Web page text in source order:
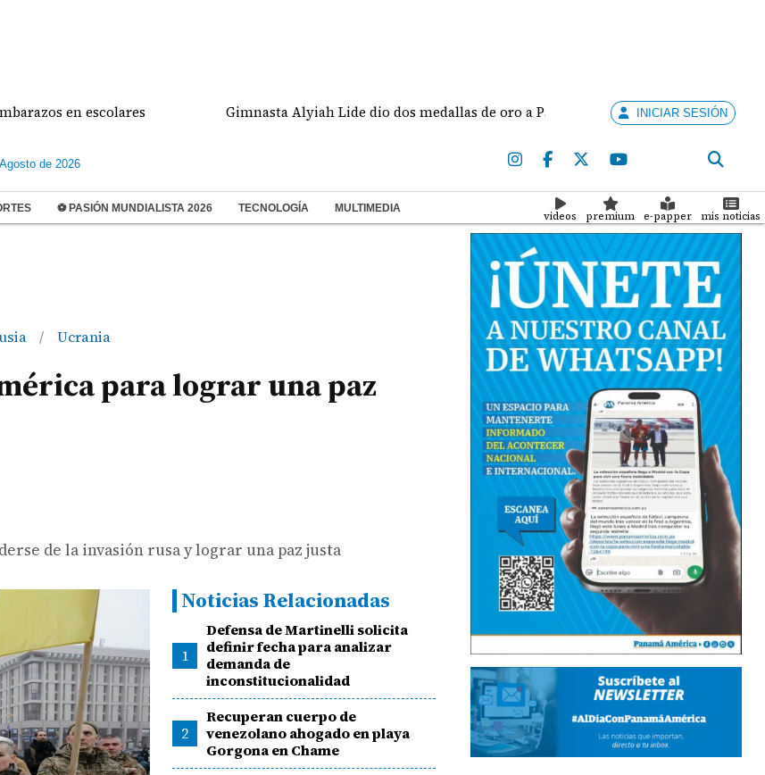
en escolares Gimnasta Alyiah Lide dio dos medallas de oro a Panamá en los Juegos Centroamericanos
INICIAR SESIÓN
de 2026
⚽ PASIÓN MUNDIALISTA 2026 TECNOLOGÍA MULTIMEDIA
videos premium e-papper mis noticias
/ Ucrania
para lograr una paz
de la invasión rusa y lograr una paz justa
Noticias Relacionadas
1
Defensa de Martinelli solicita
definir fecha para analizar
demanda de
inconstitucionalidad
2
Recuperan cuerpo de
venezolano ahogado en playa
Gorgona en Chame